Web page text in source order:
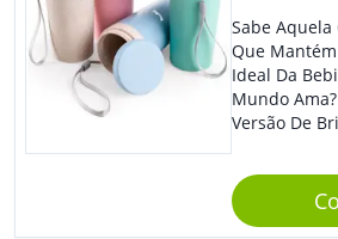
Sabe Aquela
Que
Ideal Da
Mundo
Versão De
Sua Marca
Acrescentar
Praticidade